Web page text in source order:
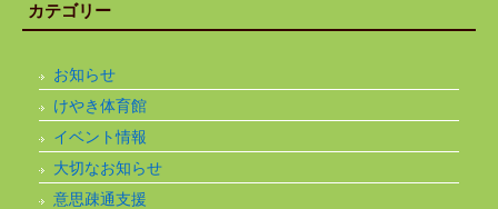
カテゴリー
お知らせ
けやき体育館
イベント情報
大切なお知らせ
意思疎通支援